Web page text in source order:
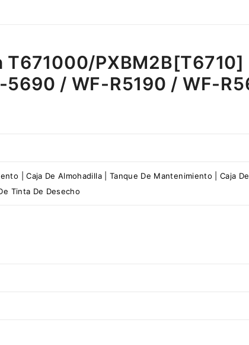
T671000/PXBM2B[T6710]
/ WF-R5190 / WF-
| Caja De Almohadilla | Tanque De Mantenimiento | Caja
Tinta De Desecho